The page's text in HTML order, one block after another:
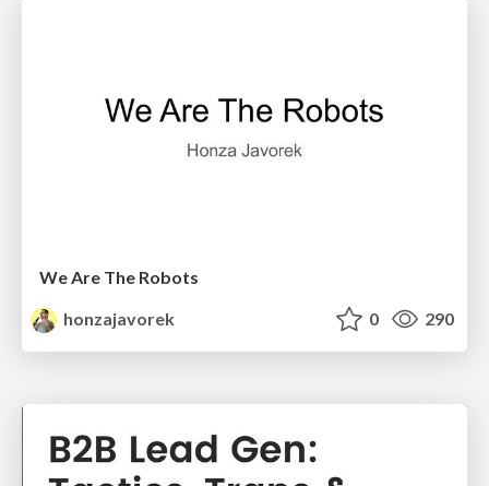
We Are The Robots
honzajavorek
0 290